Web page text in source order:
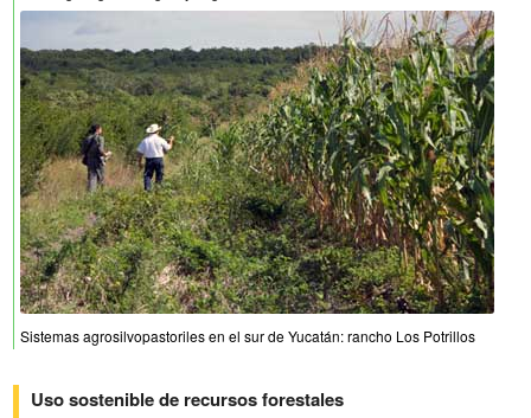
Sistemas agrosilvopastoriles en el sur de Yucatán: rancho Los Potrillos
Uso sostenible de recursos forestales